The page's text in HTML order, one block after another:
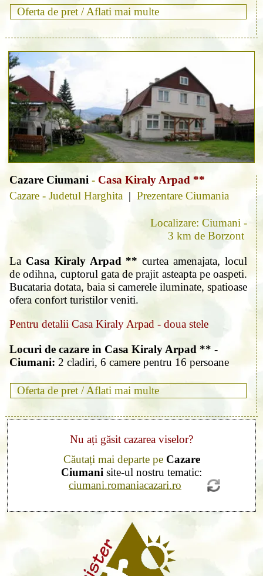
Oferta de pret / Aflati mai multe
Cazare Ciumani - Casa Kiraly Arpad **
Cazare - Judetul Harghita | Prezentare Ciumania
Localizare: Ciumani -
3 km de Borzont
La Casa Kiraly Arpad ** curtea amenajata, locul
de odihna, cuptorul gata de prajit asteapta pe oaspeti.
Bucataria dotata, baia si camerele iluminate, spatioase
ofera confort turistilor veniti.
Pentru detalii Casa Kiraly Arpad - doua stele
Locuri de cazare in Casa Kiraly Arpad ** -
Ciumani: 2 cladiri, 6 camere pentru 16 persoane
Oferta de pret / Aflati mai multe
Nu ați găsit cazarea viselor?
Căutați mai departe pe Cazare
Ciumani site-ul nostru tematic:
ciumani.romaniacazari.ro